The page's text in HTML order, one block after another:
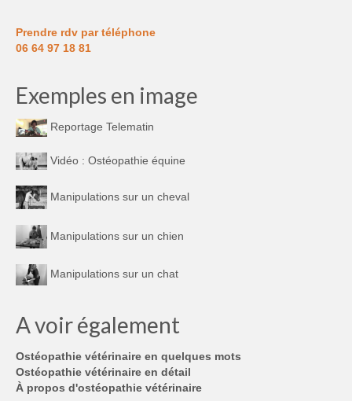
Prendre rdv par téléphone
06 64 97 18 81
Exemples en image
Reportage Telematin
Vidéo : Ostéopathie équine
Manipulations sur un cheval
Manipulations sur un chien
Manipulations sur un chat
A voir également
Ostéopathie vétérinaire en quelques mots
Ostéopathie vétérinaire en détail
À propos d'ostéopathie vétérinaire